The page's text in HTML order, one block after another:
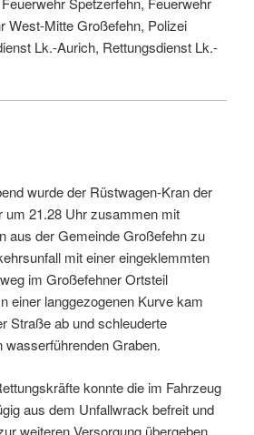
West-Mitte Großefehn, Polizei
Lk.-Aurich, Rettungsdienst Lk.-
wurde der Rüstwagen-Kran der
um 21.28 Uhr zusammen mit
aus der Gemeinde Großefehn zu
mit einer eingeklemmten
im Großefehner Ortsteil
einer langgezogenen Kurve kam
Straße ab und schleuderte
wasserführenden Graben.
konnte die im Fahrzeug
aus dem Unfallwrack befreit und
weiteren Versorgung übergeben